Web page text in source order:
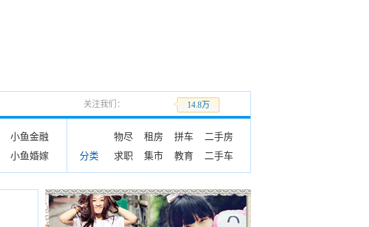
关注我们： 14.8万
小鱼金融
小鱼婚嫁 分类
物尽 租房 拼车
二手房
求职
集市 教育 二手车